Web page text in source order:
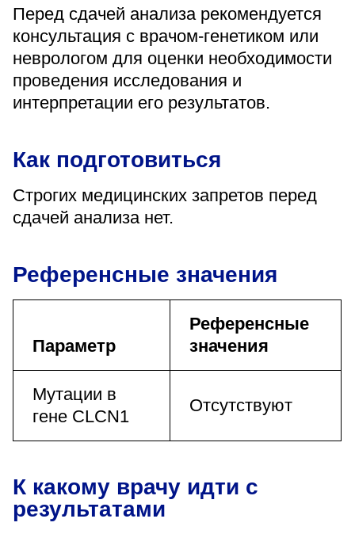
Перед сдачей анализа рекомендуется
консультация с врачом-генетиком или
неврологом для оценки необходимости
проведения исследования и
интерпретации его результатов.
Как подготовиться
Строгих медицинских запретов перед
сдачей анализа нет.
Референсные значения
Параметр
Референсные
значения
Мутации в
гене CLCN1
Отсутствуют
К какому врачу идти с
результатами